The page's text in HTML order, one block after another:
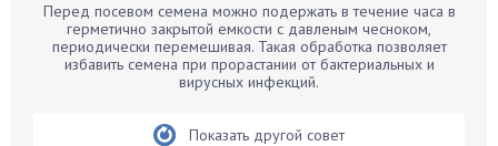
Бархатцы
Бегония
Перед посевом семена можно подержать в течение часа в
герметично закрытой емкости с давленым чесноком,
периодически перемешивая. Такая обработка позволяет
избавить семена при прорастании от бактериальных и
вирусных инфекций.
Показать другой совет